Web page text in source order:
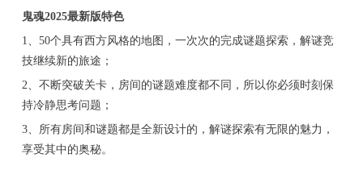
鬼魂2025最新版特色
1、50个具有西方风格的地图，一次次的完成谜题探索，解谜竞
技继续新的旅途；
2、不断突破关卡，房间的谜题难度都不同，所以你必须时刻保
持冷静思考问题；
3、所有房间和谜题都是全新设计的，解谜探索有无限的魅力，
享受其中的奥秘。